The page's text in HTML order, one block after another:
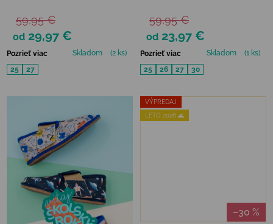
od 29,97 €
59,95 €
Pozrieť viac Skladom
(2 ks)
25
27
od 23,97 €
59,95 €
Pozrieť viac Skladom
(1 ks)
25
26 27 30
VÝPREDAJ
LETO 2026 🌊
–30 %